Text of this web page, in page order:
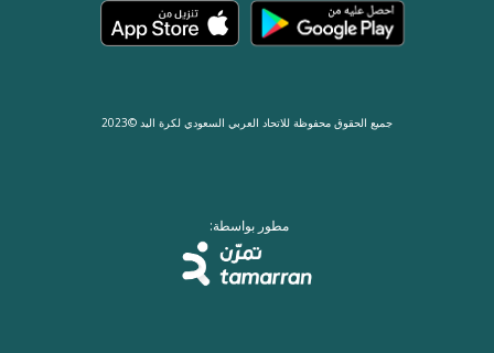
جميع الحقوق محفوظة للاتحاد العربي السعودي لكرة اليد ©2023
مطور بواسطة: